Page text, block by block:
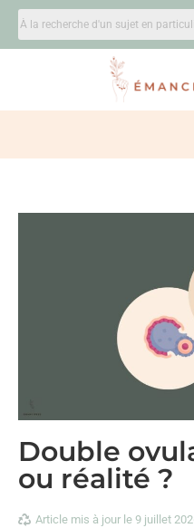
Double
ou réalité ?
Article mis à jour le 9 juillet